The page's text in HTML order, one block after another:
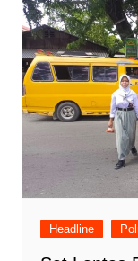
Headline